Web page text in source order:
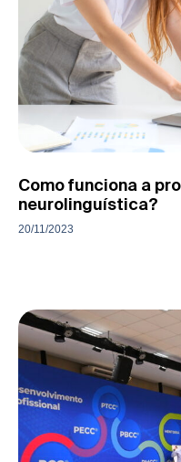
Como funciona a
neurolinguística?
20/11/2023